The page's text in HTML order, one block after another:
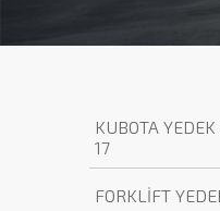
KUBOTA
17
FORKLİFT